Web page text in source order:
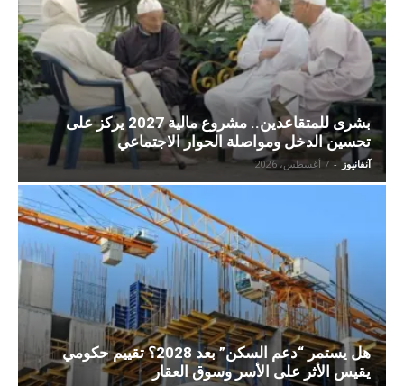
بشرى للمتقاعدين.. مشروع مالية 2027 يركز على
تحسين الدخل ومواصلة الحوار الاجتماعي
آنفانيوز - 7 أغسطس، 2026
هل يستمر “دعم السكن” بعد 2028؟ تقييم حكومي
يقيس الأثر على الأسر وسوق العقار